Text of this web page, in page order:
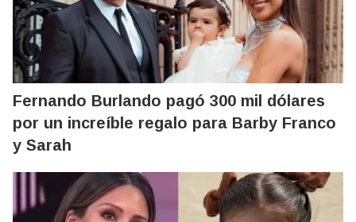
Fernando Burlando pagó 300 mil dólares
por un increíble regalo para Barby Franco
y Sarah